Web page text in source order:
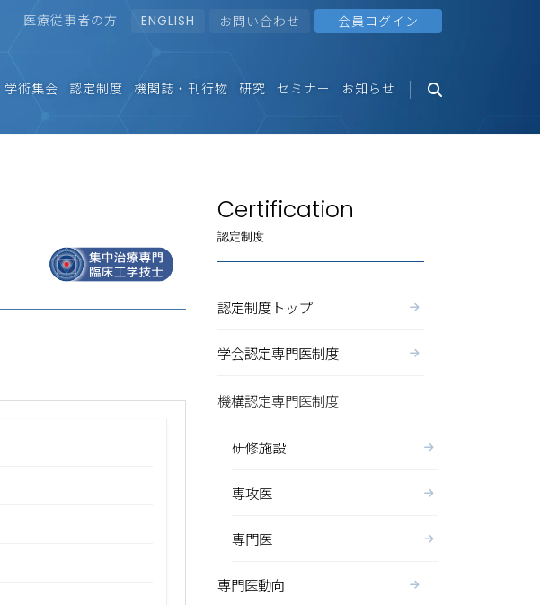
医療従事者の方 ENGLISH お問い合わせ 会員ログイン
学術集会 認定制度 機関誌・刊行物 研究 セミナー お知らせ
Certification
認定制度
認定制度トップ
学会認定専門医制度
機構認定専門医制度
研修施設
専攻医
専門医
専門医動向